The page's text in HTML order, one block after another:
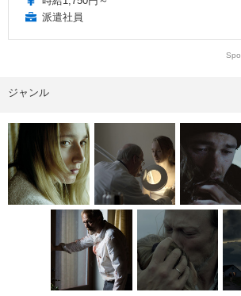
派遣社員
ジャンル